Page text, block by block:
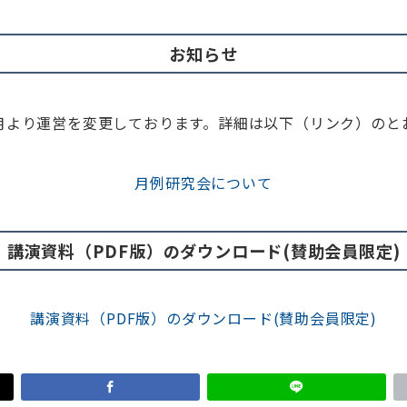
お知らせ
り運営を変更しております。詳細は以下（リンク）のと
月例研究会について
講演資料（PDF版）のダウンロード(賛助会員限定)
講演資料（PDF版）のダウンロード(賛助会員限定)